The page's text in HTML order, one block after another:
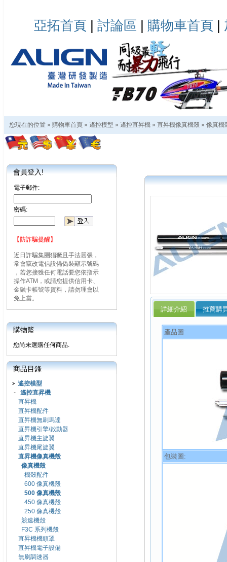
亞拓首頁 | 討論區 | 購物車首頁 |
您現在的位置 » 購物車首頁 » 遙控模型 » 遙控直昇機 » 直昇機像真機殼 » 像真機
會員登入!
電子郵件:
密碼:
【防詐騙提醒】
近日詐騙集團猖獗且手法囂張，
常會竄改電信設備偽裝顯示號碼
，若您接獲任何電話要您依指示
操作ATM，或請您提供信用卡、
金融卡帳號等資料，請勿理會以
免上當。
購物籃
您尚未選購任何商品.
商品目錄
遙控模型
- 遙控直昇機
直昇機
直昇機配件
直昇機無刷馬達
直昇機引擎/啟動器
直昇機主旋翼
直昇機尾旋翼
直昇機像真機殼
像真機殼
機殼配件
600 像真機殼
500 像真機殼
450 像真機殼
250 像真機殼
競速機殼
F3C 系列機殼
直昇機機頭罩
直昇機電子設備
無刷調速器
詳細介紹 推薦購
產品圖:
包裝圖: